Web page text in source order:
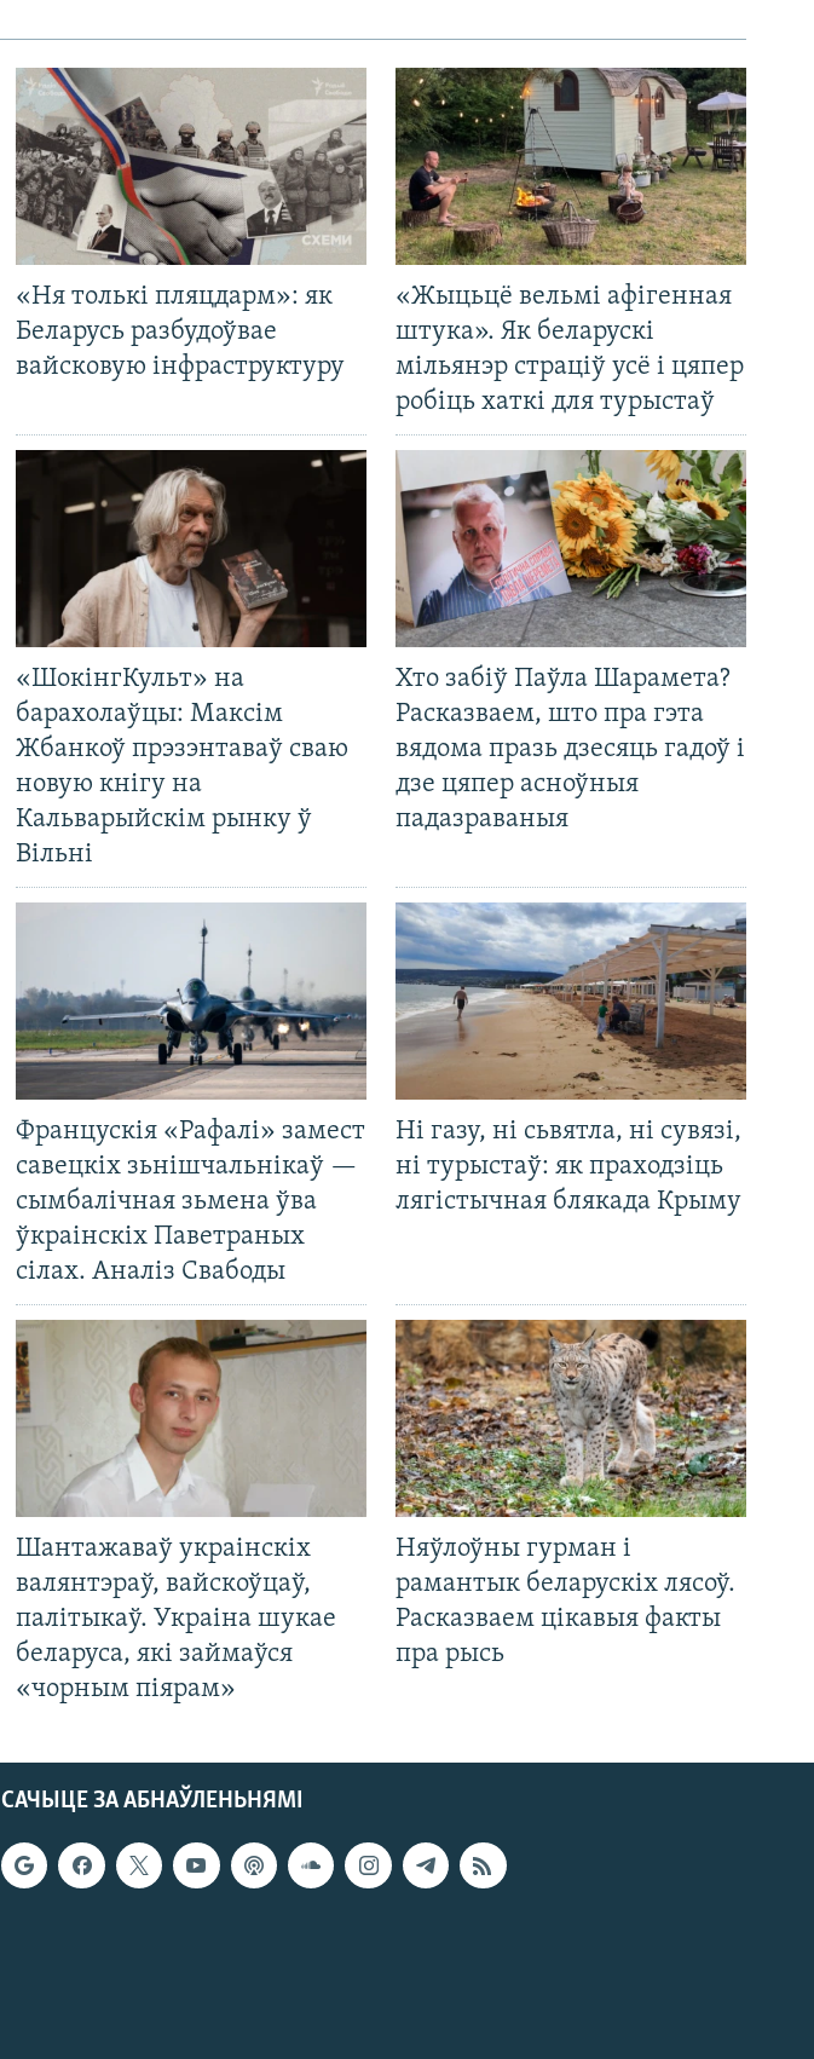
«Ня толькі пляцдарм»: як
Беларусь разбудоўвае
вайсковую інфраструктуру
«Жыцьцё вельмі афігенная
штука». Як беларускі
мільянэр страціў усё і цяпер
робіць хаткі для турыстаў
«ШокінгКульт» на
барахолаўцы: Максім
Жбанкоў прэзэнтаваў сваю
новую кнігу на
Кальварыйскім рынку ў
Вільні
Хто забіў Паўла Шарамета?
Расказваем, што пра гэта
вядома празь дзесяць гадоў і
дзе цяпер асноўныя
падазраваныя
Францускія «Рафалі» замест
савецкіх зьнішчальнікаў —
сымбалічная зьмена ўва
ўкраінскіх Паветраных
сілах. Аналіз Свабоды
Ні газу, ні сьвятла, ні сувязі,
ні турыстаў: як праходзіць
лягістычная блякада Крыму
Шантажаваў украінскіх
валянтэраў, вайскоўцаў,
палітыкаў. Украіна шукае
беларуса, які займаўся
«чорным піярам»
Няўлоўны гурман і
рамантык беларускіх лясоў.
Расказваем цікавыя факты
пра рысь
САЧЫЦЕ ЗА АБНАЎЛЕНЬНЯМІ